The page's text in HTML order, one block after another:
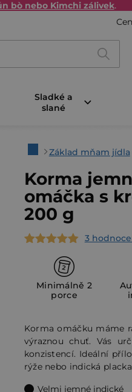
bò nebo Kimchi zálivek.
Sladké a
slané
DomůZáklad mňam jídla
Korma
omáčka s
200 g
Průměrné
hodnocení
produktu
5
hvězdiček.
3
Minimálně 2
porce
Korma omáčku máme
výraznou chuť. Vás
konzistencí. Ideální
rýže nebo indická
Velmi jemné indické